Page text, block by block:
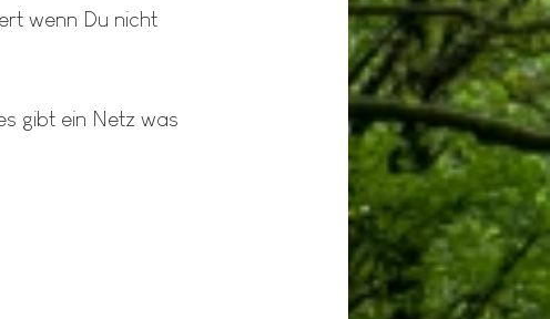
wenn Du nicht
gibt ein Netz was